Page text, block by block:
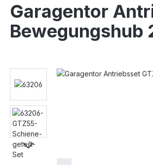
Garagentor
Bewegungshub
Bildergalerie überspringen